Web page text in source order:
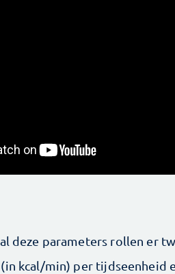
deze parameters rollen er
kcal/min) per tijdseenheid